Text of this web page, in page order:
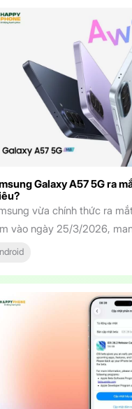
Galaxy A57 5G ra
vừa chính thức ra
vào ngày 25/3/2026,
trung sở hữu thiết kế cao
tính năng AI thông minh.
đồng, mẫu máy